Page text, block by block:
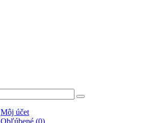
Môj účet
Obľúbené (0)